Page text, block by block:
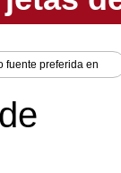
fuente preferida en